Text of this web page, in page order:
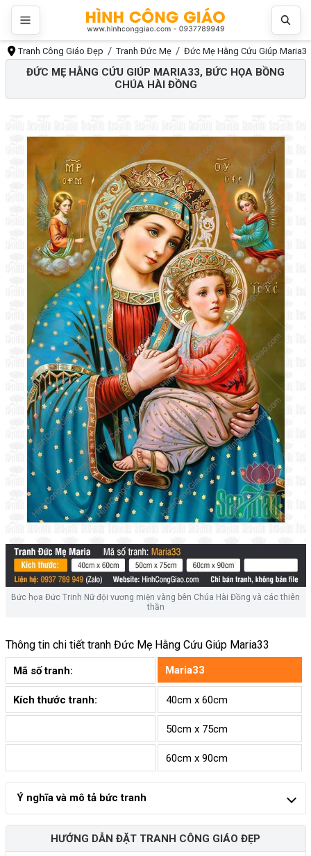
Tranh Công Giáo Đẹp Tranh Đức Mẹ Đức Mẹ Hằng Cứu Giúp
ĐỨC MẸ HẰNG CỨU GIÚP MARIA33, BỨC HỌA BỒNG
CHÚA HÀI ĐỒNG
Bức họa Đức Trinh Nữ đội vương miện vàng bên Chúa Hài Đồng và các thiên
thần
Thông tin chi tiết tranh Đức Mẹ Hằng Cứu Giúp Maria33
Mã số tranh: Maria33
Kích thước tranh: 40cm x 60cm
50cm x 75cm
60cm x 90cm
Ý nghĩa và mô tả bức tranh
HƯỚNG DẪN ĐẶT TRANH CÔNG GIÁO ĐẸP